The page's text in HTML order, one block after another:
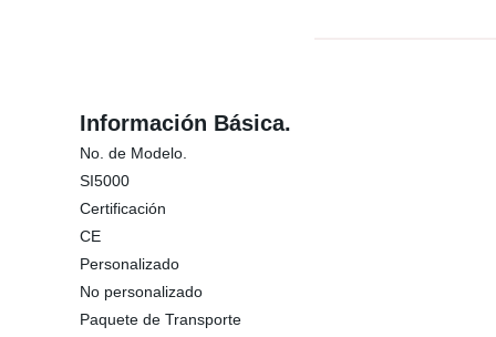
Información Básica.
No. de Modelo.
SI5000
Certificación
CE
Personalizado
No personalizado
Paquete de Transporte